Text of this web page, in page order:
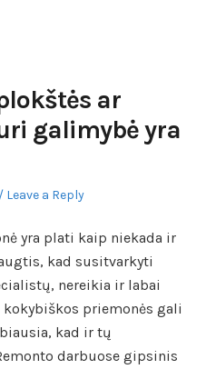
ar
galimybė yra
Leave a Reply
yra plati kaip niekada ir
kad susitvarkyti
nereikia ir labai
priemonės gali
kad ir tų
darbuose gipsinis